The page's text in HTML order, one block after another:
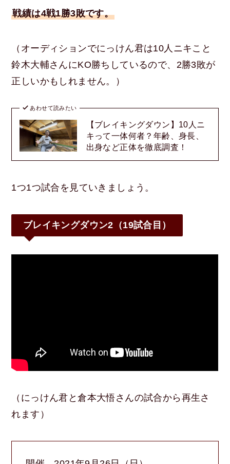
戦績は4戦1勝3敗です。
（オーディションでにっけん君は10人ニキこと
鈴木大輔さんにKO勝ちしているので、2勝3敗が
正しいかもしれません。）
あわせて読みたい
【ブレイキングダウン】10人ニ
キって一体何者？年齢、身長、
出身など正体を徹底調査！
1つ1つ試合を見ていきましょう。
ブレイキングダウン2（19試合目）
（にっけん君と倉本大悟さんの試合から再生さ
れます）